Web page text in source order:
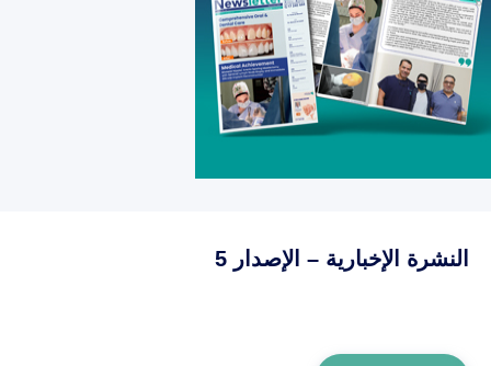
النشرة الإخبارية – الإصدار 5